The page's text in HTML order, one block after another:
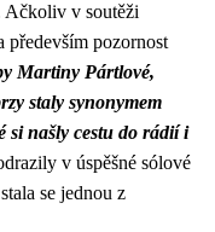
Ačkoliv v soutěži
především pozornost
Martiny Pártlové,
staly synonymem
si našly cestu do rádií i
v úspěšné sólové
se jednou z